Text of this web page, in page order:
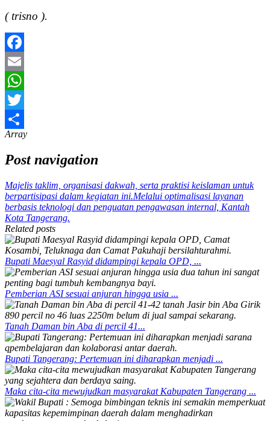
( trisno ).
Facebook
Email
WhatsApp
Twitter
Share
Array
Post navigation
Majelis taklim, organisasi dakwah, serta praktisi keislaman untuk
berpartisipasi dalam kegiatan ini.Melalui optimalisasi layanan
berbasis teknologi dan penguatan pengawasan internal, Kantah
Kota Tangerang.
Related posts
Bupati Maesyal Rasyid didampingi kepala OPD, ...
Pemberian ASI sesuai anjuran hingga usia ...
Tanah Daman bin Aba di percil 41...
Bupati Tangerang: Pertemuan ini diharapkan menjadi ...
Maka cita-cita mewujudkan masyarakat Kabupaten Tangerang ...